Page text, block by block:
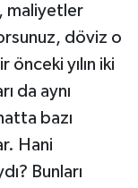
maliyetler
döviz o
önceki yılın iki
da aynı
bazı
Hani
Bunları